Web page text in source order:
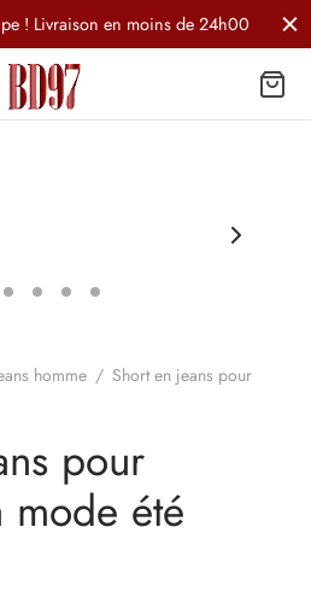
! Livraison en moins de 24h00
homme / Short en jeans pour
pour
mode été